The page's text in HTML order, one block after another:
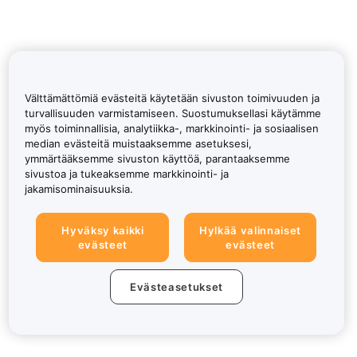
Välttämättömiä evästeitä käytetään sivuston toimivuuden ja
turvallisuuden varmistamiseen. Suostumuksellasi käytämme
myös toiminnallisia, analytiikka-, markkinointi- ja sosiaalisen
median evästeitä muistaaksemme asetuksesi,
ymmärtääksemme sivuston käyttöä, parantaaksemme
sivustoa ja tukeaksemme markkinointi- ja
jakamisominaisuuksia.
Hyväksy kaikki
evästeet
Hylkää valinnaiset
evästeet
Evästeasetukset